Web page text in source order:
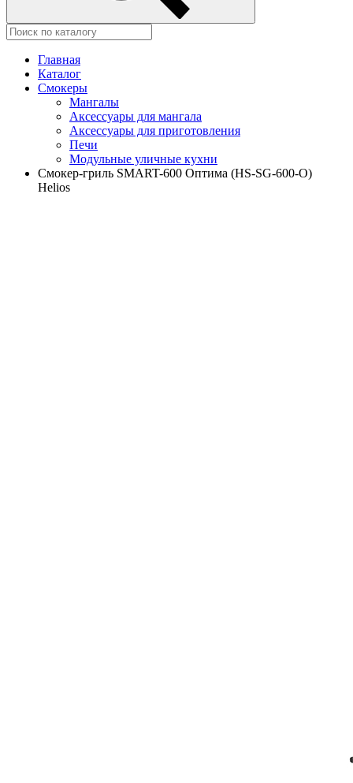
Главная
Каталог
Смокеры
Мангалы
Аксессуары для мангала
Аксессуары для приготовления
Печи
Модульные уличные кухни
Смокер-гриль SMART-600 Оптима (HS-SG-600-O)
Helios